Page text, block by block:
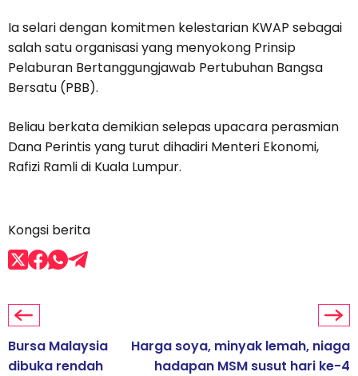
Ia selari dengan komitmen kelestarian KWAP sebagai
salah satu organisasi yang menyokong Prinsip
Pelaburan Bertanggungjawab Pertubuhan Bangsa
Bersatu (PBB).
Beliau berkata demikian selepas upacara perasmian
Dana Perintis yang turut dihadiri Menteri Ekonomi,
Rafizi Ramli di Kuala Lumpur.
Kongsi berita
Bursa Malaysia
dibuka rendah
Harga soya, minyak lemah, niaga
hadapan MSM susut hari ke-4